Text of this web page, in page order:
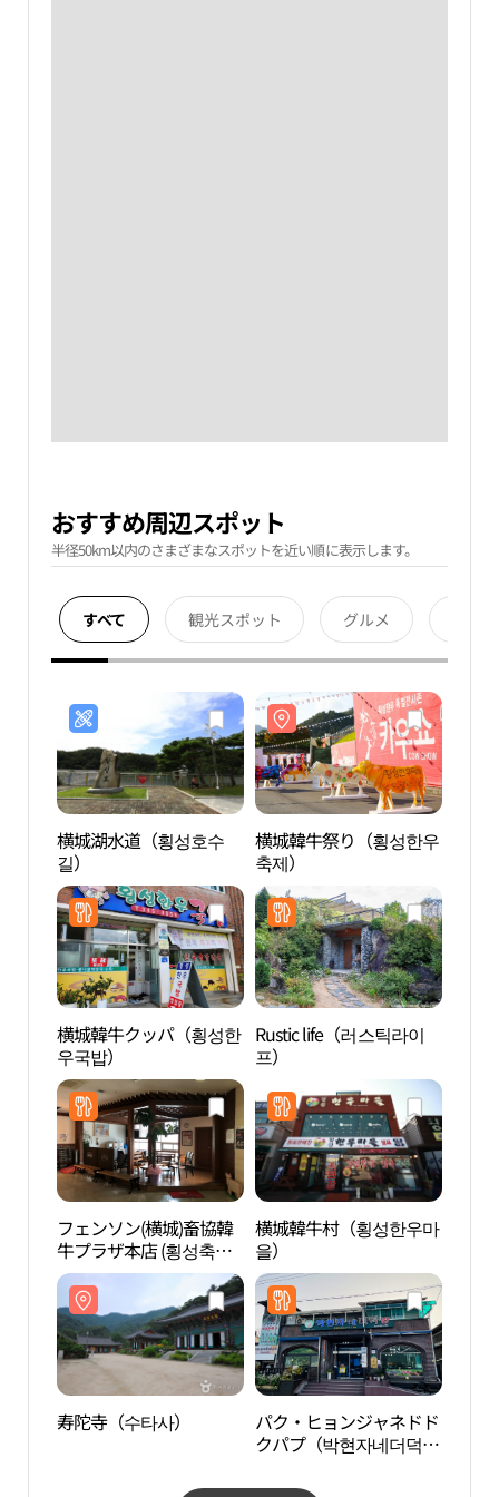
おすすめ周辺スポット
半径50km以内のさまざまなスポットを近い順に表示します。
すべて 観光スポット グルメ
横城湖水道（횡성호수
길）
横城韓牛祭り（횡성한우
축제）
横城韓牛クッパ（횡성한
우국밥）
Rustic life（러스틱라이
프）
フェンソン(横城)畜協韓
牛プラザ本店 (횡성축협
한우프라자 본점)
横城韓牛村（횡성한우마
을）
寿陀寺（수타사）
パク・ヒョンジャネドド
クパプ（박현자네더덕